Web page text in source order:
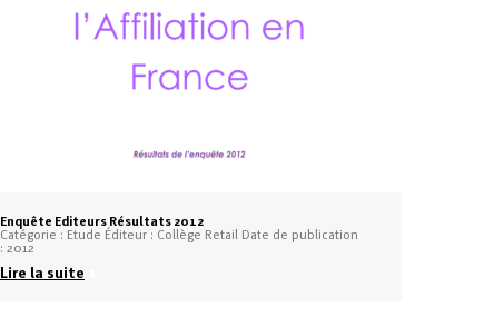
Enquête Editeurs Résultats 2012
Catégorie : Etude Éditeur : Collège Retail Date de publication
: 2012
Lire la suite